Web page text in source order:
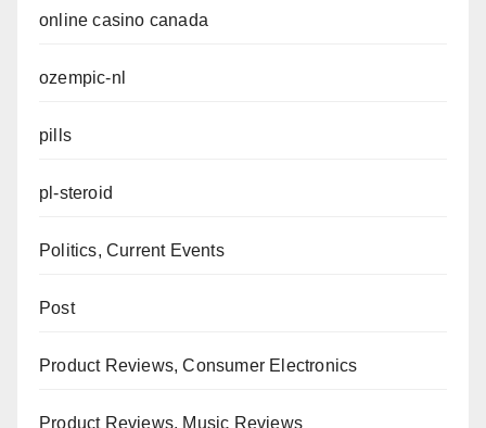
online casino canada
ozempic-nl
pills
pl-steroid
Politics, Current Events
Post
Product Reviews, Consumer Electronics
Product Reviews, Music Reviews